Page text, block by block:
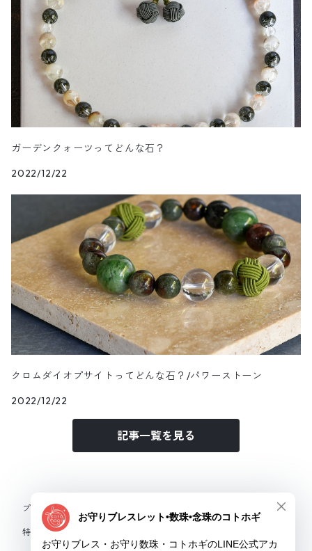
ガーデンクォーツってどんな石？
2022/12/22
クロムダイオプサイトってどんな石？/パワーストーン
2022/12/22
記事一覧を見る
プライバシーポリシー
特定商取引法に基づく表記